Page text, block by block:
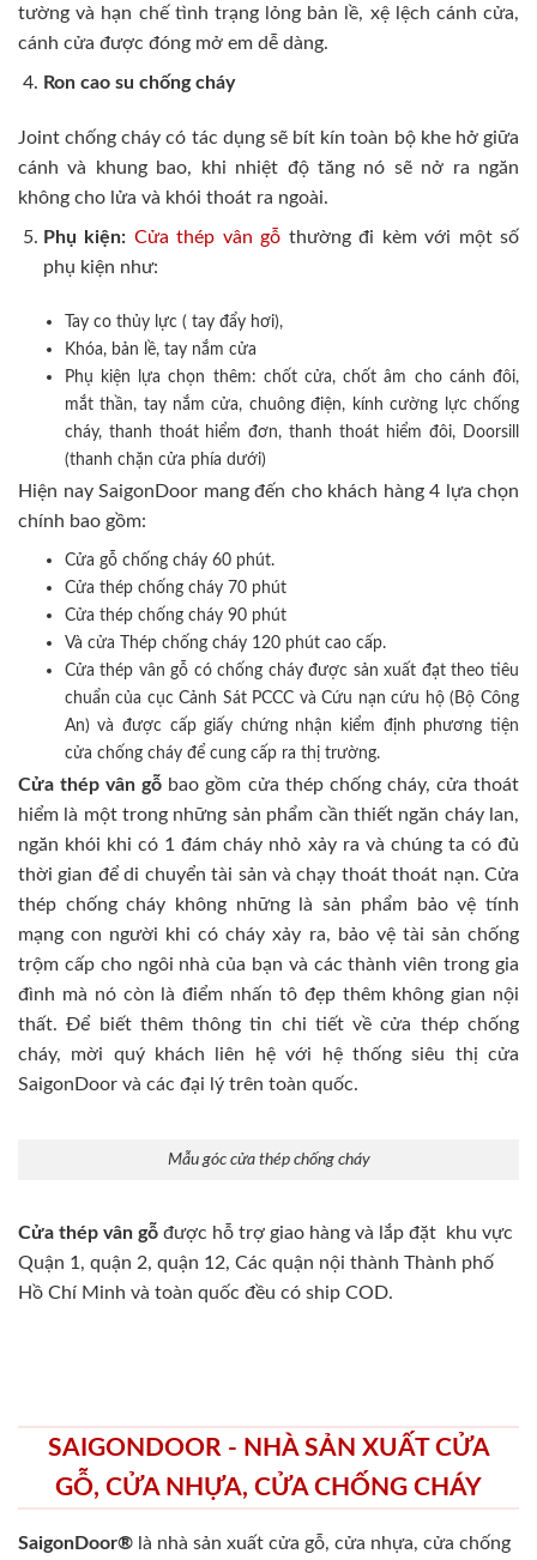
tường và hạn chế tình trạng lỏng bản lề, xệ lệch cánh cửa,
cánh cửa được đóng mở em dễ dàng.
Ron cao su chống cháy
Joint chống cháy có tác dụng sẽ bít kín toàn bộ khe hở giữa
cánh và khung bao, khi nhiệt độ tăng nó sẽ nở ra ngăn
không cho lửa và khói thoát ra ngoài.
Phụ kiện: Cửa thép vân gỗ thường đi kèm với một số
phụ kiện như:
Tay co thủy lực ( tay đẩy hơi),
Khóa, bản lề, tay nắm cửa
Phụ kiện lựa chọn thêm: chốt cửa, chốt âm cho cánh đôi,
mắt thần, tay nắm cửa, chuông điện, kính cường lực chống
cháy, thanh thoát hiểm đơn, thanh thoát hiểm đôi, Doorsill
(thanh chặn cửa phía dưới)
Hiện nay SaigonDoor mang đến cho khách hàng 4 lựa chọn
chính bao gồm:
Cửa gỗ chống cháy 60 phút.
Cửa thép chống cháy 70 phút
Cửa thép chống cháy 90 phút
Và cửa Thép chống cháy 120 phút cao cấp.
Cửa thép vân gỗ có chống cháy được sản xuất đạt theo tiêu
chuẩn của cục Cảnh Sát PCCC và Cứu nạn cứu hộ (Bộ Công
An) và được cấp giấy chứng nhận kiểm định phương tiện
cửa chống cháy để cung cấp ra thị trường.
Cửa thép vân gỗ bao gồm cửa thép chống cháy, cửa thoát
hiểm là một trong những sản phẩm cần thiết ngăn cháy lan,
ngăn khói khi có 1 đám cháy nhỏ xảy ra và chúng ta có đủ
thời gian để di chuyển tài sản và chạy thoát thoát nạn. Cửa
thép chống cháy không những là sản phẩm bảo vệ tính
mạng con người khi có cháy xảy ra, bảo vệ tài sản chống
trộm cấp cho ngôi nhà của bạn và các thành viên trong gia
đình mà nó còn là điểm nhấn tô đẹp thêm không gian nội
thất. Để biết thêm thông tin chi tiết về cửa thép chống
cháy, mời quý khách liên hệ với hệ thống siêu thị cửa
SaigonDoor và các đại lý trên toàn quốc.
Mẫu góc cửa thép chống cháy
Cửa thép vân gỗ được hỗ trợ giao hàng và lắp đặt khu vực
Quận 1, quận 2, quận 12, Các quận nội thành Thành phố
Hồ Chí Minh và toàn quốc đều có ship COD.
SAIGONDOOR - NHÀ SẢN XUẤT CỬA
GỖ, CỬA NHỰA, CỬA CHỐNG CHÁY
SaigonDoor® là nhà sản xuất cửa gỗ, cửa nhựa, cửa chống